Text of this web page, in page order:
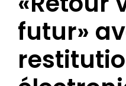
futur»